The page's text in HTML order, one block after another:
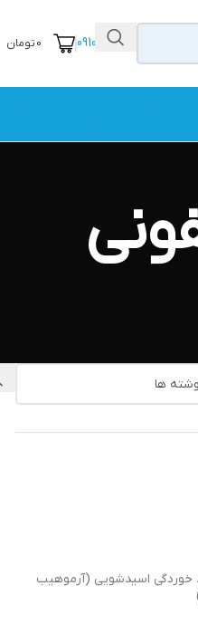
09104111456
0تومان
اسیدشویی (آرموهیب